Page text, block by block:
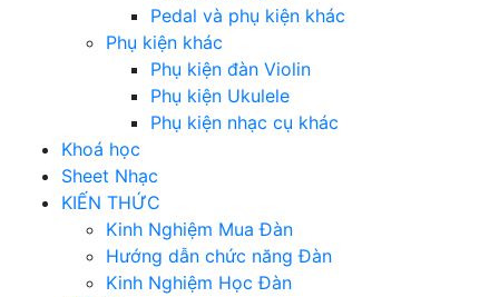
Pedal và phụ kiện khác
Phụ kiện khác
Phụ kiện đàn Violin
Phụ kiện Ukulele
Phụ kiện nhạc cụ khác
Khoá học
Sheet Nhạc
KIẾN THỨC
Kinh Nghiệm Mua Đàn
Hướng dẫn chức năng Đàn
Kinh Nghiệm Học Đàn